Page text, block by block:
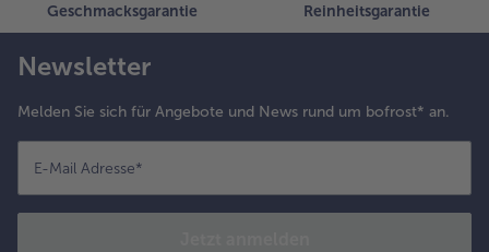
Geschmacksgarantie Reinheitsgarantie
Newsletter
Melden Sie sich für Angebote und News rund um bofrost* an.
E-Mail Adresse*